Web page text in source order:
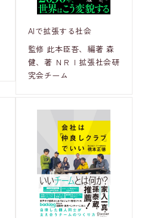
AIで拡張する社会
監修 此本臣吾、編著 森
健、著 ＮＲＩ拡張社会研
究会チーム